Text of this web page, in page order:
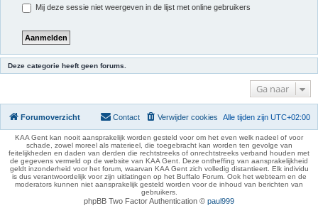
Mij deze sessie niet weergeven in de lijst met online gebruikers
Deze categorie heeft geen forums.
Ga naar
Forumoverzicht Alle tijden zijn UTC+02:00
Verwijder cookies
Contact
KAA Gent kan nooit aansprakelijk worden gesteld voor om het even welk nadeel of voor
schade, zowel moreel als materieel, die toegebracht kan worden ten gevolge van
feitelijkheden en daden van derden die rechtstreeks of onrechtstreeks verband houden met
de gegevens vermeld op de website van KAA Gent. Deze ontheffing van aansprakelijkheid
geldt inzonderheid voor het forum, waarvan KAA Gent zich volledig distantieert. Elk individu
is dus verantwoordelijk voor zijn uitlatingen op het Buffalo Forum. Ook het webteam en de
moderators kunnen niet aansprakelijk gesteld worden voor de inhoud van berichten van
gebruikers.
phpBB Two Factor Authentication © paul999